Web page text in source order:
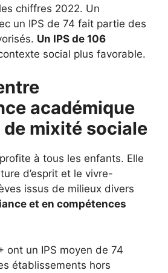
chiffres 2022. Un
un IPS de 74 fait partie des
Un IPS de 106
social plus favorable.
académique
mixité sociale
à tous les enfants. Elle
d’esprit et le vivre-
issus de milieux divers
et en compétences
ont un IPS moyen de 74
établissements hors